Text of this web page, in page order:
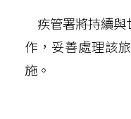
疾管署將持續與
作，妥善處理該
施。